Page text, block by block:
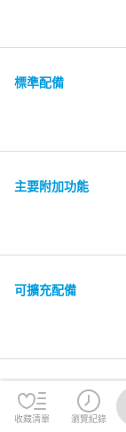
標準配備
主要附加功能
可擴充配備
保固
收藏清單 瀏覽紀錄